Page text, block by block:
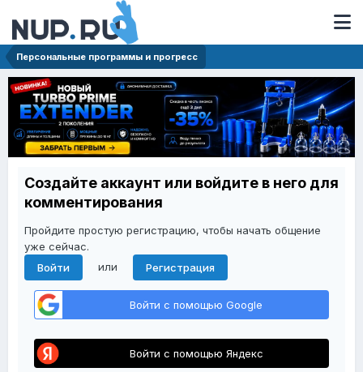
Персональные программы и прогресс
Создайте аккаунт или войдите в него для
комментирования
Пройдите простую регистрацию, чтобы начать общение
уже сейчас.
Войти
или Регистрация
Войти с помощью Google
Войти с помощью Яндекс